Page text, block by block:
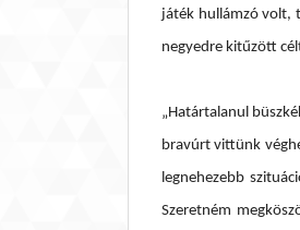
játék hullámzó volt,
negyedre kitűzött
„Határtalanul
bravúrt vittünk
legnehezebb
Szeretném